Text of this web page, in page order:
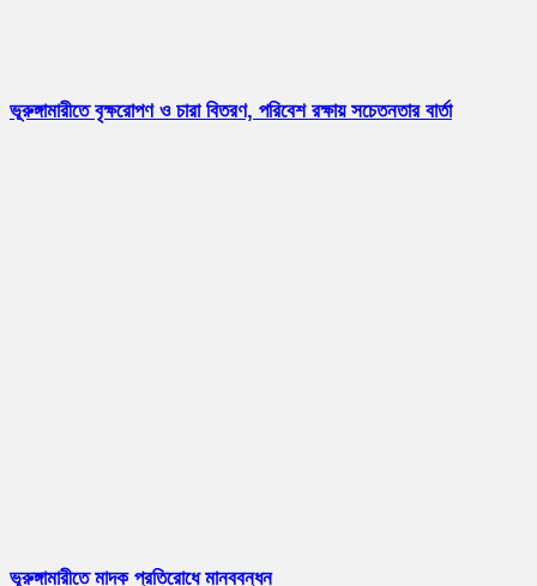
ভূরুঙ্গামারীতে বৃক্ষরোপণ ও চারা বিতরণ, পরিবেশ রক্ষায় সচেতনতার বার্তা
ভূরুঙ্গামারীতে মাদক প্রতিরোধে মানববন্ধন